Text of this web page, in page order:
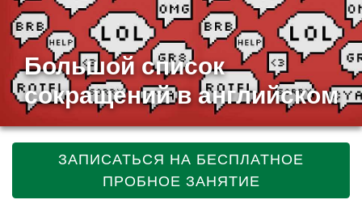
Большой список
сокращений в английском
ЗАПИСАТЬСЯ НА БЕСПЛАТНОЕ
ПРОБНОЕ ЗАНЯТИЕ